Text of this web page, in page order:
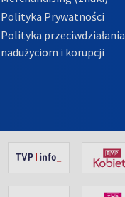
Polityka Prywatności
Polityka przeciwdziałania
nadużyciom i korupcji